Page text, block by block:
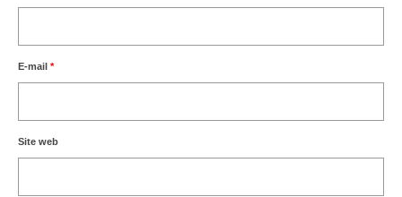
E-mail *
Site web